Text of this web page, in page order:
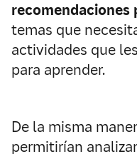
recomendaciones
temas que
actividades que
para aprender.
De la misma
permitirían